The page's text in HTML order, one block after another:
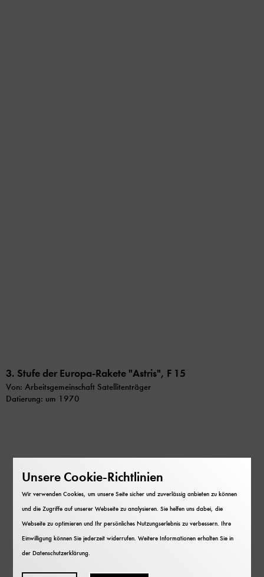
3. Stufe der Europa-Rakete "Astris", F 15
Von: Arbeitsgemeinschaft Satellitenträger
Datierung: um 1970
Unsere Cookie-Richtlinien
Wir verwenden Cookies, um unsere Seite sicher und zuverlässig anbieten zu können
und die Zugriffe auf unserer Webseite zu analysieren. Sie helfen uns dabei, die
Webseite zu optimieren und Ihr persönliches Nutzungserlebnis zu verbessern. Ihre
Einwilligung können Sie jederzeit widerrufen. Weitere Informationen erhalten Sie in
derDatenschutzerklärung